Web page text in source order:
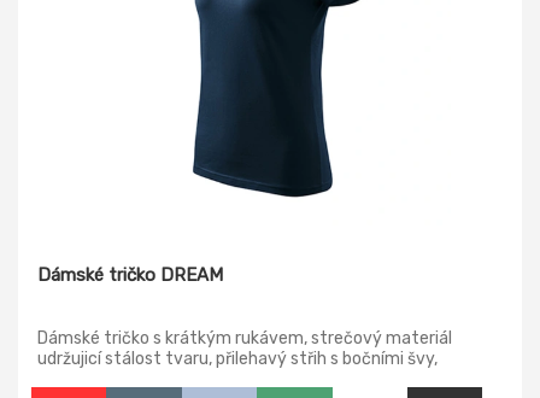
Dámské tričko DREAM
Dámské tričko s krátkým rukávem, strečový materiál
udržujicí stálost tvaru, přilehavý střih s bočními švy,